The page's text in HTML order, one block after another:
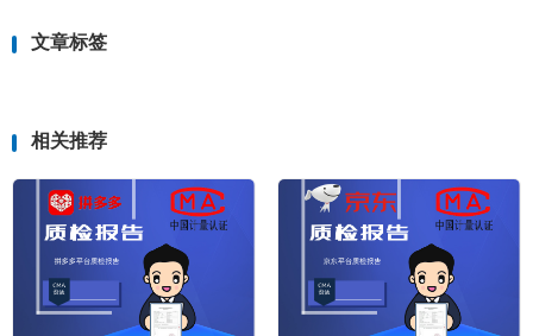
文章标签
相关推荐